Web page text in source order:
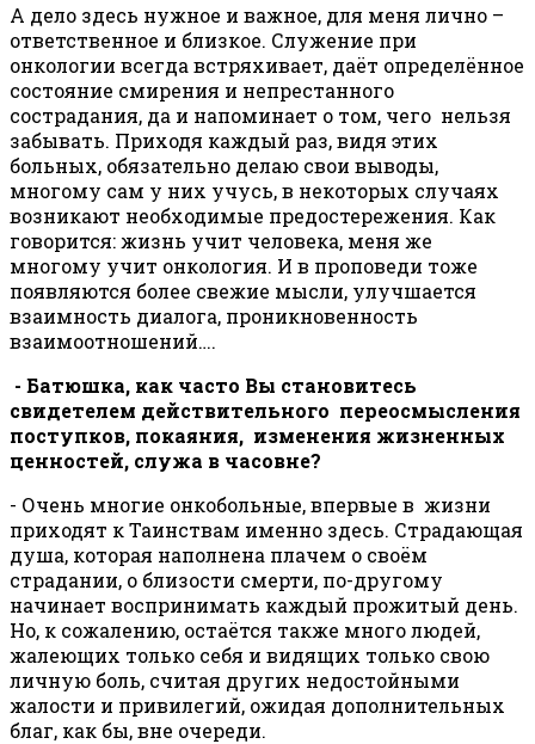
А дело здесь нужное и важное, для меня лично –
ответственное и близкое. Служение при
онкологии всегда встряхивает, даёт определённое
состояние смирения и непрестанного
сострадания, да и напоминает о том, чего нельзя
забывать. Приходя каждый раз, видя этих
больных, обязательно делаю свои выводы,
многому сам у них учусь, в некоторых случаях
возникают необходимые предостережения. Как
говорится: жизнь учит человека, меня же
многому учит онкология. И в проповеди тоже
появляются более свежие мысли, улучшается
взаимность диалога, проникновенность
взаимоотношений….
- Батюшка, как часто Вы становитесь
свидетелем действительного переосмысления
поступков, покаяния, изменения жизненных
ценностей, служа в часовне?
- Очень многие онкобольные, впервые в жизни
приходят к Таинствам именно здесь. Страдающая
душа, которая наполнена плачем о своём
страдании, о близости смерти, по-другому
начинает воспринимать каждый прожитый день.
Но, к сожалению, остаётся также много людей,
жалеющих только себя и видящих только свою
личную боль, считая других недостойными
жалости и привилегий, ожидая дополнительных
благ, как бы, вне очереди.